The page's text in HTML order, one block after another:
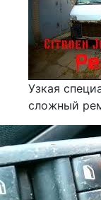
Узкая
сложный